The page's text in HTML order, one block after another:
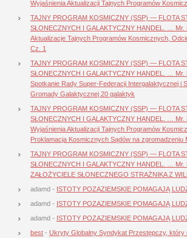
Wyjaśnienia Aktualizacji Tajnych Programów
TAJNY PROGRAM KOSMICZNY (SSP) — FLOTA
SŁONECZNYCH I GALAKTYCZNY HANDEL. … Mr.
Aktualizacje Tajnych Programów Kosmicznych,
Cz. 1
TAJNY PROGRAM KOSMICZNY (SSP) — FLOTA
SŁONECZNYCH I GALAKTYCZNY HANDEL. … Mr.
Spotkanie Rady Super-Federacji Intergalaktycznej i
Gromady Galaktycznej 20 galaktyk
TAJNY PROGRAM KOSMICZNY (SSP) — FLOTA
SŁONECZNYCH I GALAKTYCZNY HANDEL. … Mr.
Wyjaśnienia Aktualizacji Tajnych Programów
Proklamacja Kosmicznych Sądów na zgromadzeniu
TAJNY PROGRAM KOSMICZNY (SSP) — FLOTA
SŁONECZNYCH I GALAKTYCZNY HANDEL. … Mr.
ZAŁOŻYCIELE SŁONECZNEGO STRAŻNIKA Z
adamd - ISTOTY POZAZIEMSKIE POMAGAJĄ
adamd - ISTOTY POZAZIEMSKIE POMAGAJĄ
adamd - ISTOTY POZAZIEMSKIE POMAGAJĄ
best - Ukryty Globalny Syndykat Przestępczy, który